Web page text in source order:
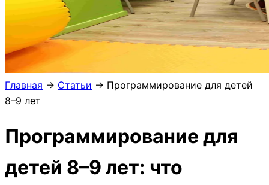
Главная → Статьи → Программирование для детей
8–9 лет
Программирование для
детей 8–9 лет: что